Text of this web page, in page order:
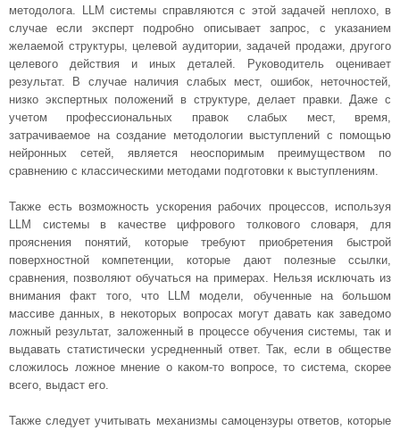
методолога. LLM системы справляются с этой задачей неплохо, в
случае если эксперт подробно описывает запрос, с указанием
желаемой структуры, целевой аудитории, задачей продажи, другого
целевого действия и иных деталей. Руководитель оценивает
результат. В случае наличия слабых мест, ошибок, неточностей,
низко экспертных положений в структуре, делает правки. Даже с
учетом профессиональных правок слабых мест, время,
затрачиваемое на создание методологии выступлений с помощью
нейронных сетей, является неоспоримым преимуществом по
сравнению с классическими методами подготовки к выступлениям.
Также есть возможность ускорения рабочих процессов, используя
LLM системы в качестве цифрового толкового словаря, для
прояснения понятий, которые требуют приобретения быстрой
поверхностной компетенции, которые дают полезные ссылки,
сравнения, позволяют обучаться на примерах. Нельзя исключать из
внимания факт того, что LLM модели, обученные на большом
массиве данных, в некоторых вопросах могут давать как заведомо
ложный результат, заложенный в процессе обучения системы, так и
выдавать статистически усредненный ответ. Так, если в обществе
сложилось ложное мнение о каком-то вопросе, то система, скорее
всего, выдаст его.
Также следует учитывать механизмы самоцензуры ответов, которые